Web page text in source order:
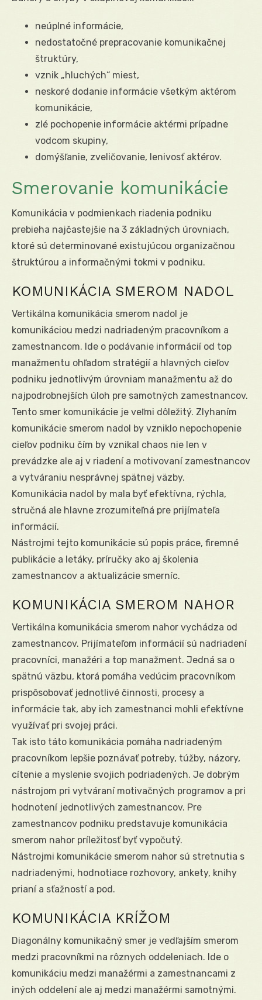
neúplné informácie,
nedostatočné prepracovanie komunikačnej
štruktúry,
vznik „hluchých“ miest,
neskoré dodanie informácie všetkým aktérom
komunikácie,
zlé pochopenie informácie aktérmi prípadne
vodcom skupiny,
domýšľanie, zveličovanie, lenivosť aktérov.
Smerovanie komunikácie
Komunikácia v podmienkach riadenia podniku
prebieha najčastejšie na 3 základných úrovniach,
ktoré sú determinované existujúcou organizačnou
štruktúrou a informačnými tokmi v podniku.
KOMUNIKÁCIA SMEROM NADOL
Vertikálna komunikácia smerom nadol je
komunikáciou medzi nadriadeným pracovníkom a
zamestnancom. Ide o podávanie informácií od top
manažmentu ohľadom stratégií a hlavných cieľov
podniku jednotlivým úrovniam manažmentu až do
najpodrobnejších úloh pre samotných zamestnancov.
Tento smer komunikácie je veľmi dôležitý. Zlyhaním
komunikácie smerom nadol by vzniklo nepochopenie
cieľov podniku čím by vznikal chaos nie len v
prevádzke ale aj v riadení a motivovaní zamestnancov
a vytváraniu nesprávnej spätnej väzby.
Komunikácia nadol by mala byť efektívna, rýchla,
stručná ale hlavne zrozumiteľná pre prijímateľa
informácií.
Nástrojmi tejto komunikácie sú popis práce, firemné
publikácie a letáky, príručky ako aj školenia
zamestnancov a aktualizácie smerníc.
KOMUNIKÁCIA SMEROM NAHOR
Vertikálna komunikácia smerom nahor vychádza od
zamestnancov. Prijímateľom informácií sú nadriadení
pracovníci, manažéri a top manažment. Jedná sa o
spätnú väzbu, ktorá pomáha vedúcim pracovníkom
prispôsobovať jednotlivé činnosti, procesy a
informácie tak, aby ich zamestnanci mohli efektívne
využívať pri svojej práci.
Tak isto táto komunikácia pomáha nadriadeným
pracovníkom lepšie poznávať potreby, túžby, názory,
cítenie a myslenie svojich podriadených. Je dobrým
nástrojom pri vytváraní motivačných programov a pri
hodnotení jednotlivých zamestnancov. Pre
zamestnancov podniku predstavuje komunikácia
smerom nahor príležitosť byť vypočutý.
Nástrojmi komunikácie smerom nahor sú stretnutia s
nadriadenými, hodnotiace rozhovory, ankety, knihy
prianí a sťažností a pod.
KOMUNIKÁCIA KRÍŽOM
Diagonálny komunikačný smer je vedľajším smerom
medzi pracovníkmi na rôznych oddeleniach. Ide o
komunikáciu medzi manažérmi a zamestnancami z
iných oddelení ale aj medzi manažérmi samotnými.